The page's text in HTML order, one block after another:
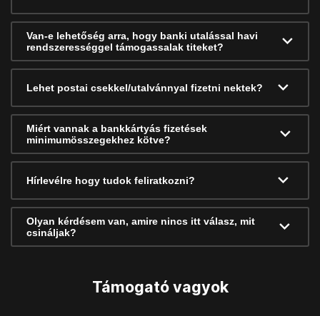
Van-e lehetőség arra, hogy banki utalással havi
rendszerességgel támogassalak titeket?
Lehet postai csekkel/utalvánnyal fizetni nektek?
Miért vannak a bankkártyás fizetések
minimumösszegekhez kötve?
Hírlevélre hogy tudok feliratkozni?
Olyan kérdésem van, amire nincs itt válasz, mit
csináljak?
Támogató vagyok